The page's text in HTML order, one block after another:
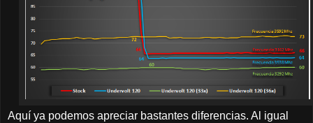
Aquí ya podemos apreciar bastantes diferencias. Al igual